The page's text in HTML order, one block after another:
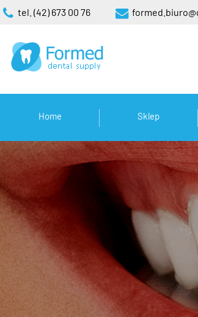
tel. (42) 673 00 76
Home Sklep